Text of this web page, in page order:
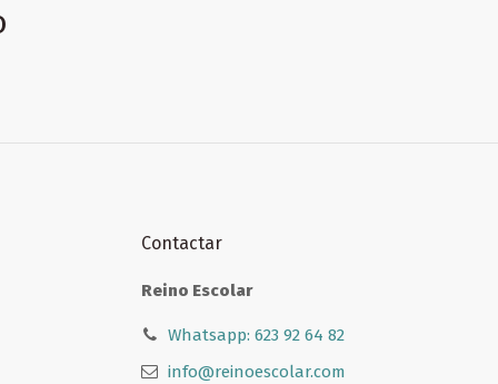
Contactar
Reino Escolar
Whatsapp: 623 92 64 82
info@reinoescolar.com